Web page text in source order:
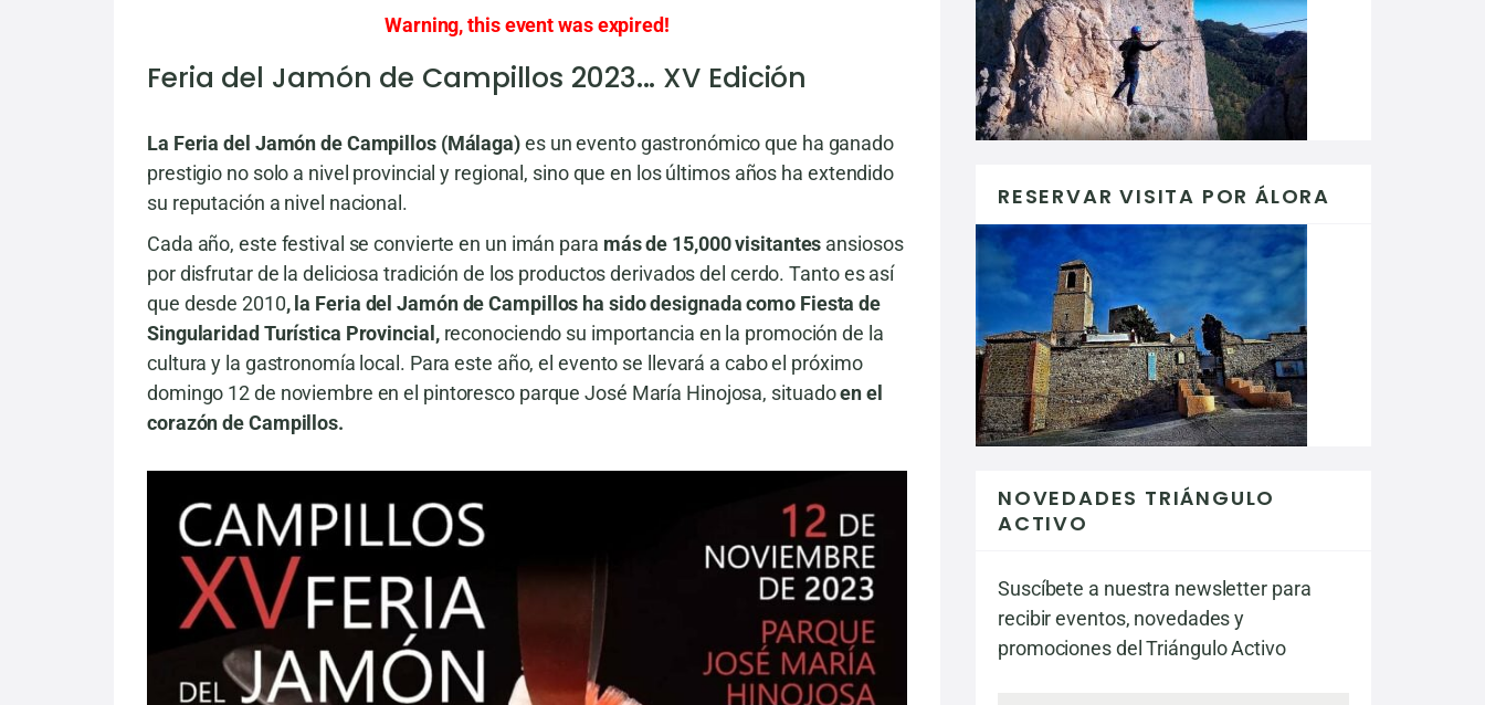
Warning, this event was expired!
Feria del Jamón de Campillos 2023... XV Edición
La Feria del Jamón de Campillos (Málaga)es un evento gastronómico que ha ganado
prestigio no solo a nivel provincial y regional, sino que en los últimos años ha extendido
su reputación a nivel nacional.
Cada año, este festival se convierte en un imán para más de 15,000 visitantes ansiosos
por disfrutar de la deliciosa tradición de los productos derivados del cerdo. Tanto es así
que desde 2010, la Feria del Jamón de Campillos ha sido designada como Fiesta de
Singularidad Turística Provincial,reconociendo su importancia en la promoción de la
cultura y la gastronomía local. Para este año, el evento se llevará a cabo el próximo
domingo 12 de noviembre en el pintoresco parque José María Hinojosa, situadoen el
corazón de Campillos.
RESERVAR VISITA POR ÁLORA
NOVEDADES TRIÁNGULO
ACTIVO
Suscíbete a nuestra newsletter para
recibir eventos, novedades y
promociones del Triángulo Activo